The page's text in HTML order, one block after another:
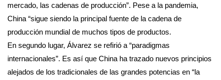
mercado, las cadenas de producción”. Pese a la pandemia,
China “sigue siendo la principal fuente de la cadena de
producción mundial de muchos tipos de productos.
En segundo lugar, Álvarez se refirió a “paradigmas
internacionales”. Es así que China ha trazado nuevos principios
alejados de los tradicionales de las grandes potencias en “la